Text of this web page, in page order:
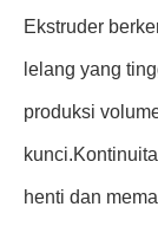
Ekstruder
lelang yang
produksi
henti dan